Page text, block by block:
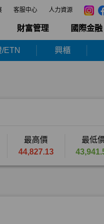
客服中心 人力資源
財富管理 國際金融
ETN 興櫃